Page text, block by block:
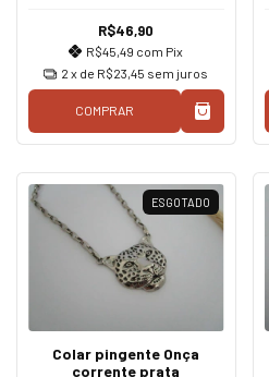
R$46,90
R$45,49 com Pix
2 x de R$23,45 sem juros
COMPRAR
ESGOTADO
Colar pingente Onça
corrente prata